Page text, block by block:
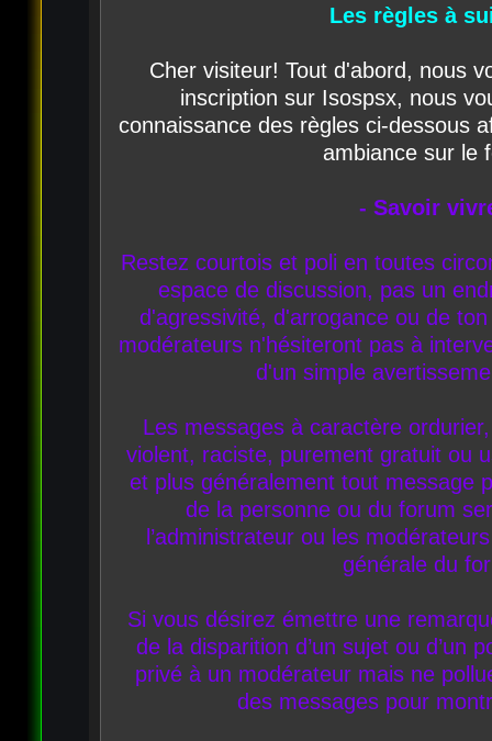
Les règles à
Cher visiteur! Tout d'abord, nous
inscription sur Isospsx, nous
connaissance des règles ci-dessous
ambiance sur le
- Savoir
Restez courtois et poli en toutes
espace de discussion, pas un
d'agressivité, d'arrogance ou de
modérateurs n'hésiteront pas à
d'un simple
Les messages à caractère
violent, raciste, purement gratuit ou
et plus généralement tout message
de la personne ou du forum
l’administrateur ou les
générale du
Si vous désirez émettre une
de la disparition d’un sujet ou d’un
privé à un modérateur mais ne
des messages pour